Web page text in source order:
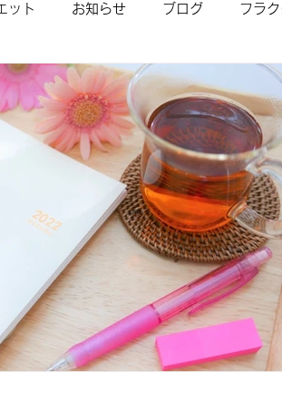
ット お知らせ ブログ フラ
ドの癒し/ミニワーク お茶会 ご感
ニュー＆料金 フラクタル心理学/ショ
予知（LDP) 子どもが勉強好きになる講
/家族関係コース フラクタル心理学とは